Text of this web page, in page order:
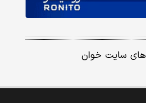
های سایت خوان